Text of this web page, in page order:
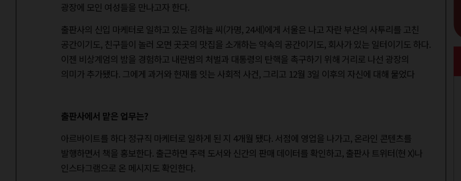
광장에 모인 여성들을 만나고자 한다.
출판사의 신입 마케터로 일하고 있는 김하늘 씨(가명, 24세)에게 서울은 나고 자란 부산의 사투리를 고친
공간이기도, 친구들이 놀러 오면 곳곳의 맛집을 소개하는 약속의 공간이기도, 회사가 있는 일터이기도 하다.
이젠 비상계엄의 밤을 경험하고 내란범의 처벌과 대통령의 탄핵을 촉구하기 위해 거리로 나선 광장의
의미가 추가됐다. 그에게 과거와 현재를 잇는 사회적 사건, 그리고 12월 3일 이후의 자신에 대해 물었다
출판사에서 맡은 업무는?
아르바이트를 하다 정규직 마케터로 일하게 된 지 4개월 됐다. 서점에 영업을 나가고, 온라인 콘텐츠를
발행하면서 책을 홍보한다. 출근하면 주력 도서와 신간의 판매 데이터를 확인하고, 출판사 트위터(현 X)나
인스타그램으로 온 메시지도 확인한다.